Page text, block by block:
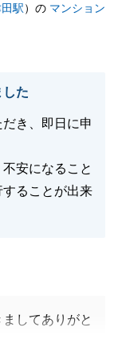
いです。
駅）の マンション
た
き、即日に申
安になること
ることが出来
してありがと